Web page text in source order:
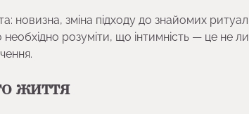
новизна, зміна підходу до знайомих
розуміти, що інтимність — це не
життя